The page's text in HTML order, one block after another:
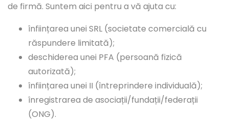
de firmă. Suntem aici pentru a vă ajuta cu:
înființarea unei SRL (societate comercială cu
răspundere limitată);
deschiderea unei PFA (persoană fizică
autorizată);
înființarea unei II (întreprindere individuală);
înregistrarea de asociații/fundații/federații
(ONG).